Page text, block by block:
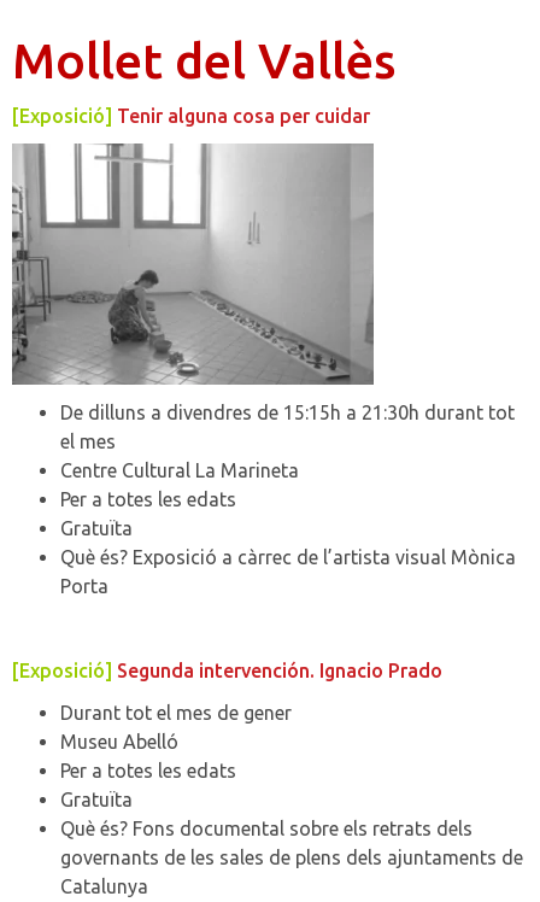
Mollet del Vallès
[Exposició] Tenir alguna cosa per cuidar
De dilluns a divendres de 15:15h a 21:30h durant tot
el mes
Centre Cultural La Marineta
Per a totes les edats
Gratuïta
Què és? Exposició a càrrec de l’artista visual Mònica
Porta
[Exposició] Segunda intervención. Ignacio Prado
Durant tot el mes de gener
Museu Abelló
Per a totes les edats
Gratuïta
Què és? Fons documental sobre els retrats dels
governants de les sales de plens dels ajuntaments de
Catalunya